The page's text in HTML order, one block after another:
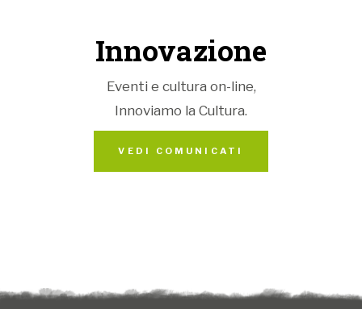
Innovazione
Eventi e cultura on-line,
Innoviamo la Cultura.
VEDI COMUNICATI